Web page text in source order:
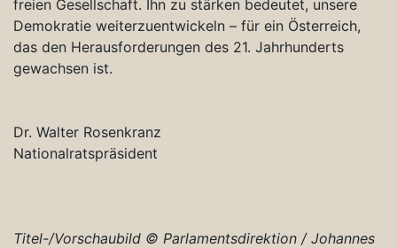
freien Gesellschaft. Ihn zu stärken bedeutet, unsere
Demokratie weiterzuentwickeln – für ein Österreich,
das den Herausforderungen des 21. Jahrhunderts
gewachsen ist.
Dr. Walter Rosenkranz
Nationalratspräsident
Titel-/Vorschaubild © Parlamentsdirektion / Johannes